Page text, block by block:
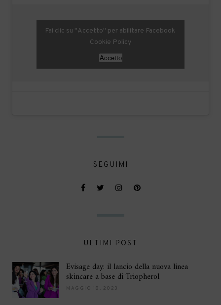
Fai clic su "Accetto" per abilitare Facebook
Cookie Policy
Accetto
SEGUIMI
ULTIMI POST
Evisage day: il lancio della nuova linea
skincare a base di Triopherol
MAGGIO 18, 2023